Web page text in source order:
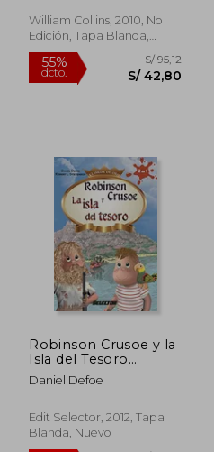
50%
dcto.
S/ 177,79
S/ 88,89
William Collins, 2010, No
Edición, Tapa Blanda,
Nuevo
Robinson Crusoe y la
Isla del Tesoro
(Clasicos de Oro)
Daniel Defoe
Edit Selector, 2012, Tapa
Blanda, Nuevo